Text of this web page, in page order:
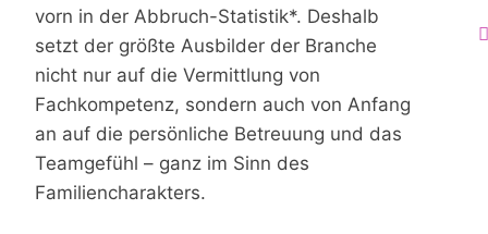
vorn in der Abbruch-Statistik*. Deshalb
setzt der größte Ausbilder der Branche
nicht nur auf die Vermittlung von
Fachkompetenz, sondern auch von Anfang
an auf die persönliche Betreuung und das
Teamgefühl – ganz im Sinn des
Familiencharakters.